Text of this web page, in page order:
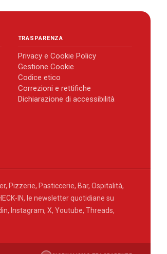
TRASPARENZA
Privacy e Cookie Policy
Gestione Cookie
Codice etico
Correzioni e rettifiche
Dichiarazione di accessibilità
Pizzerie, Pasticcerie, Bar, Ospitalità,
IN, le newsletter quotidiane su
Instagram, X, Youtube, Threads,